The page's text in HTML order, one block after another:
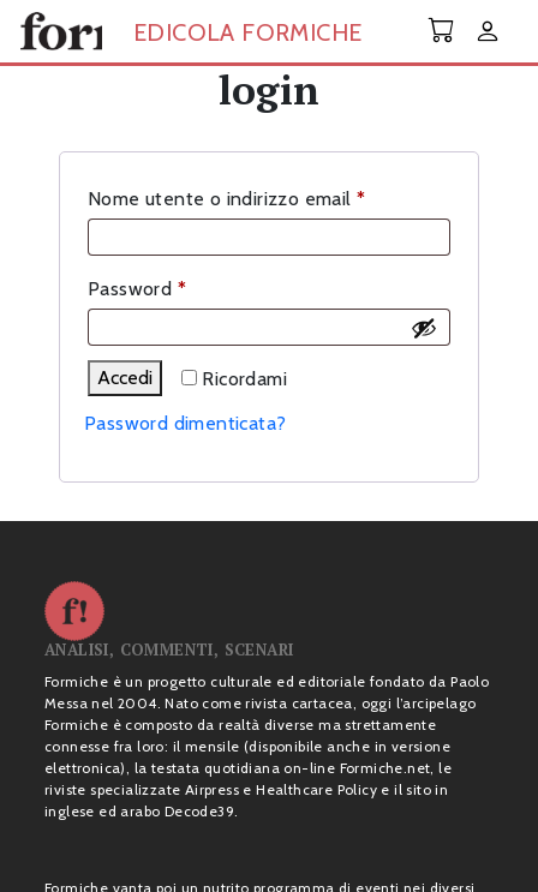
Skip to main content
EDICOLA FORMICHE
login
Nome utente o indirizzo email *Richiesto
Password *Richiesto
Ricordami
Accedi
Password dimenticata?
ANALISI, COMMENTI, SCENARI
Formiche è un progetto culturale ed editoriale fondato da Paolo
Messa nel 2004. Nato come rivista cartacea, oggi l’arcipelago
Formiche è composto da realtà diverse ma strettamente
connesse fra loro: il mensile (disponibile anche in versione
elettronica), la testata quotidiana on-line Formiche.net, le
riviste specializzate Airpress e Healthcare Policy e il sito in
inglese ed arabo Decode39.
Formiche vanta poi un nutrito programma di eventi nei diversi